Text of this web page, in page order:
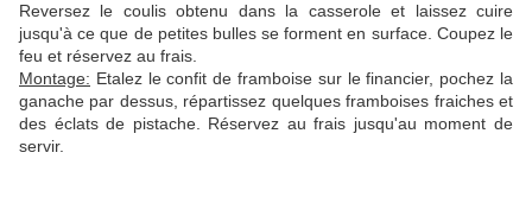
Reversez le coulis obtenu dans la casserole et laissez cuire
jusqu'à ce que de petites bulles se forment en surface. Coupez le
feu et réservez au frais.
Montage: Etalez le confit de framboise sur le financier, pochez la
ganache par dessus, répartissez quelques framboises fraiches et
des éclats de pistache. Réservez au frais jusqu'au moment de
servir.